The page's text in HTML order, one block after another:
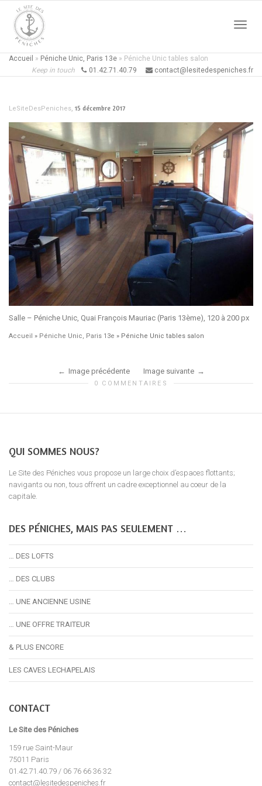
Accueil » Péniche Unic, Paris 13e » Péniche Unic tables salon
Keep in touch
01.42.71.40.79 contact@lesitedespeniches.fr
LeSiteDesPeniches, 15 décembre 2017
Salle – Péniche Unic, Quai François Mauriac (Paris 13ème), 120 à 200 px
Accueil » Péniche Unic, Paris 13e » Péniche Unic tables salon
Image précédente Image suivante
0 COMMENTAIRES
QUI SOMMES NOUS?
Le Site des Péniches vous propose un large choix d’espaces flottants;
navigants ou non, tous offrent un cadre exceptionnel au coeur de la
capitale.
DES PÉNICHES, MAIS PAS SEULEMENT …
… DES LOFTS
… DES CLUBS
… UNE ANCIENNE USINE
… UNE OFFRE TRAITEUR
& PLUS ENCORE
LES CAVES LECHAPELAIS
CONTACT
Le Site des Péniches
159 rue Saint-Maur
75011 Paris
01.42.71.40.79 / 06 76 66 36 32
contact@lesitedespeniches.fr